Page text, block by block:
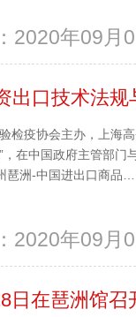
2020年09月
出口技术法规
检疫协会主办，上海
，在中国政府主管部
琶洲-中国进出口商品
2020年09月
日在琶洲馆召